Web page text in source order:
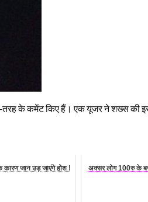
तरह के कमेंट किए हैं। एक यूजर ने शख्स की
कारण जान उड़ जाएंगे होश !
अक्सर लोग 100रु के